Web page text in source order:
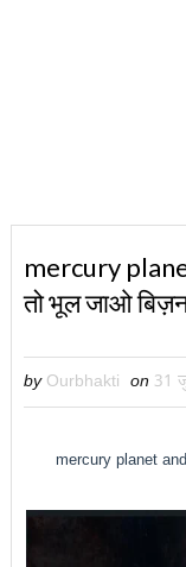
mercury
तो भूल जाओ
by Ourbhakti on 31
mercury planet